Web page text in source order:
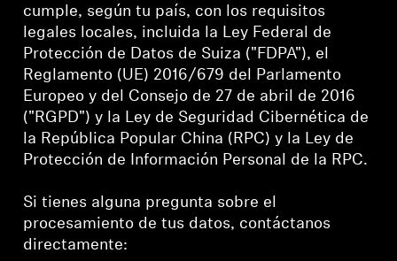
cumple, según tu país, con los requisitos
legales locales, incluida la Ley Federal de
Protección de Datos de Suiza ("FDPA"), el
Reglamento (UE) 2016/679 del Parlamento
Europeo y del Consejo de 27 de abril de 2016
("RGPD") y la Ley de Seguridad Cibernética de
la República Popular China (RPC) y la Ley de
Protección de Información Personal de la RPC.
Si tienes alguna pregunta sobre el
procesamiento de tus datos, contáctanos
directamente: